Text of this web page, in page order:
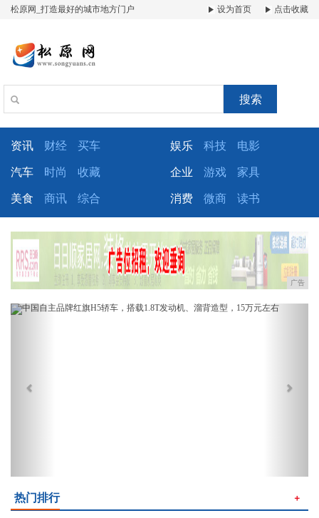
松原网_打造最好的城市地方门户 设为首页 点击收藏
搜索
资讯 财经 买车 娱乐 科技 电影
汽车 时尚 收藏 企业 游戏 家具
美食 商讯 综合 消费 微商 读书
广告
Previous
热门排行 ＋